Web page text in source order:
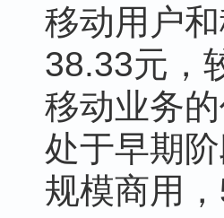
移动用户
38.33元，
移动业务
处于早期
规模商用